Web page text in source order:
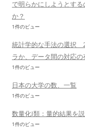
で明らかにしようとす
か？
1件のビュー
統計学的な手法の選択
ラか、データ間の対応
1件のビュー
日本の大学の数、一覧
1件のビュー
数量化I類：量的結果を
1件のビュー